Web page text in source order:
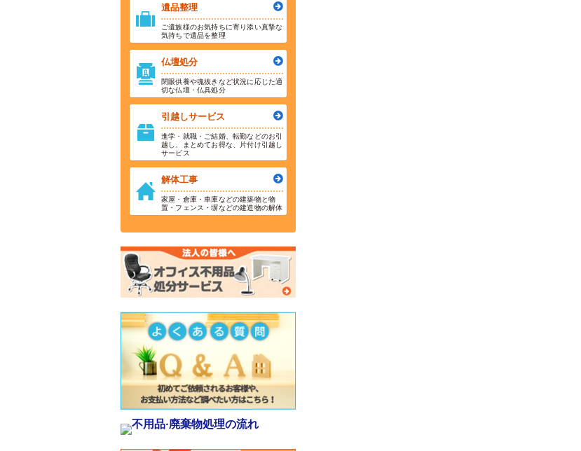
遺品整理
ご遺族様のお気持ちに寄り添い真摯な
気持ちで遺品を整理
仏壇処分
閉眼供養や魂抜きなど状況に応じた適
切な仏壇・仏具処分
引越しサービス
進学・就職・ご結婚、転勤などのお引
越し、まとめてお得な、片付け引越し
サービス
解体工事
家屋・倉庫・車庫などの建築物と物
置・フェンス・塀などの建造物の解体